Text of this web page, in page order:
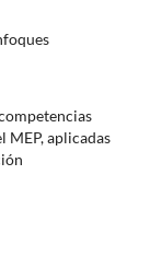
MEP, aplicadas